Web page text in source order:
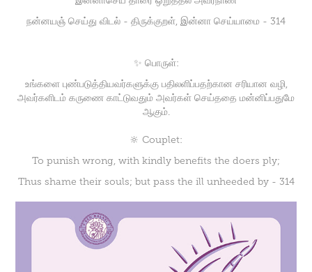
நன்னயஞ் செய்து விடல் - திருக்குறள், இன்னா செய்யாமை - 314
✨ பொருள்:
உங்களை புண்படுத்தியவர்களுக்கு பதிலளிப்பதற்கான சரியான வழி,
அவர்களிடம் கருணை காட்டுவதும் அவர்கள் செய்ததை மன்னிப்பதுமே
ஆகும்.
🔆 Couplet:
To punish wrong, with kindly benefits the doers ply;
Thus shame their souls; but pass the ill unheeded by - 314